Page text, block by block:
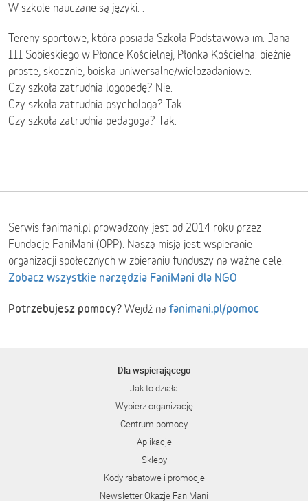
W szkole nauczane są języki: .
Tereny sportowe, która posiada Szkoła Podstawowa im. Jana
III Sobieskiego w Płonce Kościelnej, Płonka Kościelna: bieżnie
proste, skocznie, boiska uniwersalne/wielozadaniowe.
Czy szkoła zatrudnia logopedę? Nie.
Czy szkoła zatrudnia psychologa? Tak.
Czy szkoła zatrudnia pedagoga? Tak.
Serwis fanimani.pl prowadzony jest od 2014 roku przez
Fundację FaniMani (OPP). Naszą misją jest wspieranie
organizacji społecznych w zbieraniu funduszy na ważne cele.
Zobacz wszystkie narzędzia FaniMani dla NGO
Potrzebujesz pomocy? Wejdź na fanimani.pl/pomoc
Dla wspierającego
Jak to działa
Wybierz organizację
Centrum pomocy
Aplikacje
Sklepy
Kody rabatowe i promocje
Newsletter Okazje FaniMani